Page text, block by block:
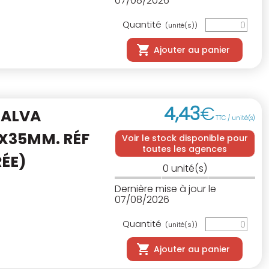
Quantité (unité(s))
Ajouter au panier
RÉF
4,43€TTC / unité(s)
Voir le stock disponible pour
toutes les agences
0 unité(s)
Dernière mise à jour le
07/08/2026
Quantité (unité(s))
Ajouter au panier